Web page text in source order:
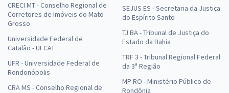
CRECI MT - Conselho Regional de
Corretores de Imóveis do Mato
Grosso
Universidade Federal de
Catalão - UFCAT
UFR - Universidade Federal de
Rondonópolis
CRA MS - Conselho Regional de
SEJUS ES - Secretaria da Justiça
do Espírito Santo
TJ BA - Tribunal de Justiça do
Estado da Bahia
TRF 3 - Tribunal Regional Federal
da 3ª Região
MP RO - Ministério Público de
Rondônia